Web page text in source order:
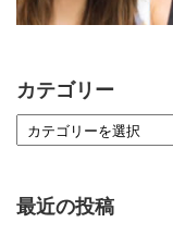
カテゴリー
最近の投稿